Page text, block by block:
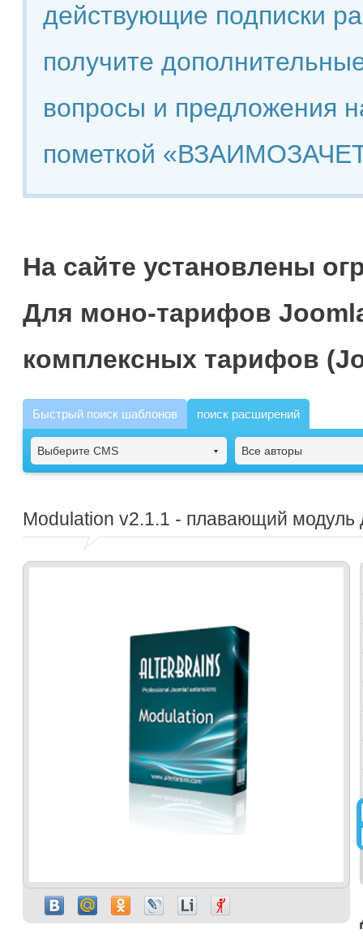
действующие подписки
получите
вопросы и предложения
пометкой
На сайте установлены
Для моно-тарифов
комплексных тарифов
Быстрый поиск шаблонов поиск расширений
Выберите CMS Все авторы
Modulation v2.1.1 - плавающий модуль